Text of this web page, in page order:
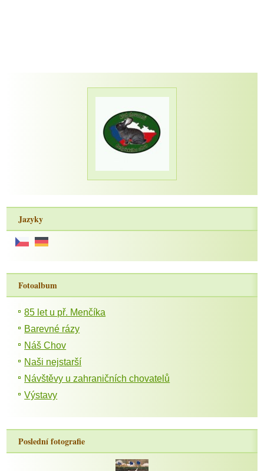
Jazyky
Fotoalbum
85 let u př. Menčíka
Barevné rázy
Náš Chov
Naši nejstarší
Návštěvy u zahraničních chovatelů
Výstavy
Poslední fotografie